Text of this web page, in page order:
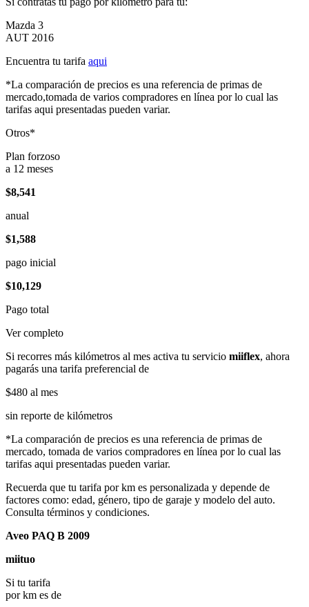
Mazda 3
AUT 2016
Encuentra tu tarifa aqui
*La comparación de precios es una referencia de primas de
mercado,tomada de varios compradores en línea por lo cual las
tarifas aqui presentadas pueden variar.
Otros*
Plan forzoso
a 12 meses
$8,541
anual
$1,588
pago inicial
$10,129
Pago total
Ver completo
Si recorres más kilómetros al mes activa tu servicio miiflex, ahora
pagarás una tarifa preferencial de
$480 al mes
sin reporte de kilómetros
*La comparación de precios es una referencia de primas de
mercado, tomada de varios compradores en línea por lo cual las
tarifas aqui presentadas pueden variar.
Recuerda que tu tarifa por km es personalizada y depende de
factores como: edad, género, tipo de garaje y modelo del auto.
Consulta términos y condiciones.
Aveo PAQ B 2009
miituo
Si tu tarifa
por km es de